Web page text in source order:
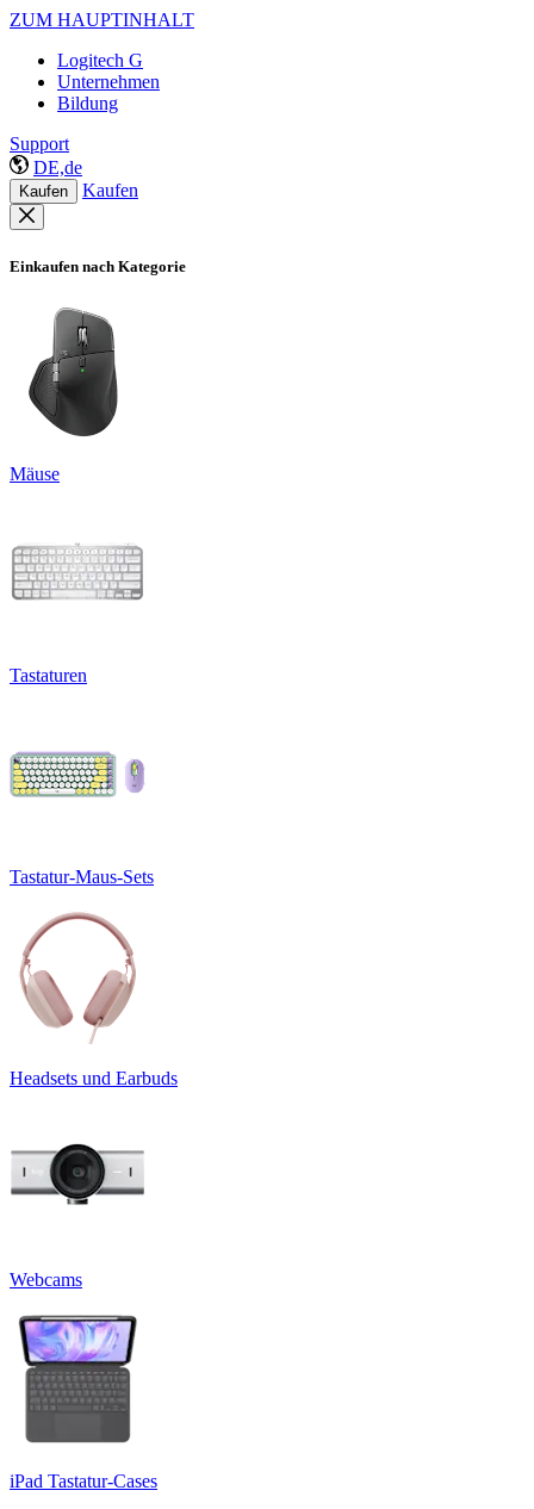
ZUM HAUPTINHALT
Logitech G
Unternehmen
Bildung
Support
DE,de
Kaufen Kaufen
Einkaufen nach Kategorie
Mäuse
Tastaturen
Tastatur-Maus-Sets
Headsets und Earbuds
Webcams
iPad Tastatur-Cases